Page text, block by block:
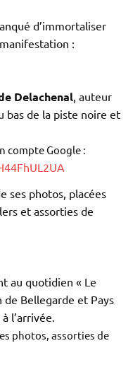
d’immortaliser
:
Delachenal, auteur
bas de la piste noire et
compte Google :
ses photos, placées
et assorties de
au quotidien « Le
de Bellegarde et Pays
l’arrivée.
photos, assorties de